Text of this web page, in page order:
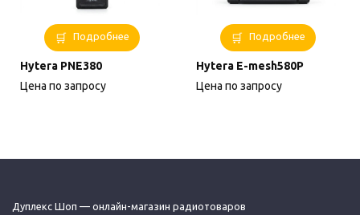
Подробнее
Hytera PNE380
Цена по запросу
Подробнее
Hytera E-mesh580P
Цена по запросу
Дуплекс Шоп — онлайн-магазин радиотоваров